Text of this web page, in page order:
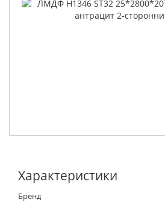
Характеристики
Бренд